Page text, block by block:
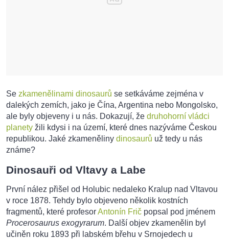
Se zkamenělinami dinosaurů se setkáváme zejména v
dalekých zemích, jako je Čína, Argentina nebo Mongolsko,
ale byly objeveny i u nás. Dokazují, že druhohorní vládci
planety žili kdysi i na území, které dnes nazýváme Českou
republikou. Jaké zkameněliny dinosaurů už tedy u nás
známe?
Dinosauři od Vltavy a Labe
První nález přišel od Holubic nedaleko Kralup nad Vltavou
v roce 1878. Tehdy bylo objeveno několik kostních
fragmentů, které profesorAntonín Frič popsal pod jménem
Procerosaurus exogyrarum. Další objev zkamenělin byl
učiněn roku 1893 při labském břehu v Srnojedech u